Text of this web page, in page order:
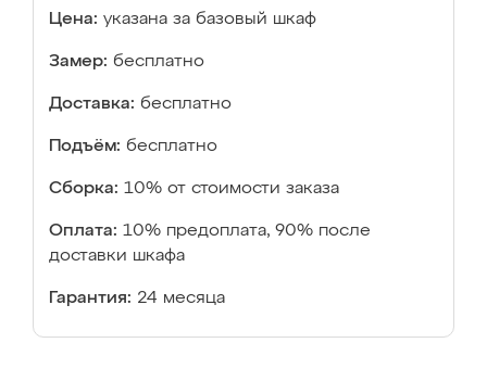
Цена: указана за базовый шкаф
Замер: бесплатно
Доставка: бесплатно
Подъём: бесплатно
Сборка: 10% от стоимости заказа
Оплата: 10% предоплата, 90% после
доставки шкафа
Гарантия: 24 месяца